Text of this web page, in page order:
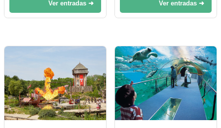
Ver entradas ➜ Ver entradas ➜